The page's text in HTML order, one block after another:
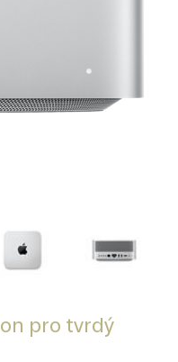
pro tvrdý